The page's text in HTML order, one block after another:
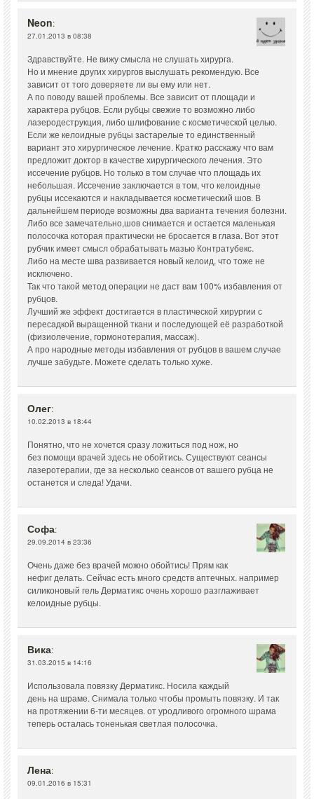
Neon:
27.01.2013 в 08:38
Здравствуйте. Не вижу смысла не слушать хирурга.
Но и мнение других хирургов выслушать рекомендую. Все
зависит от того доверяете ли вы ему или нет.
А по поводу вашей проблемы. Все зависит от площади и
характера рубцов. Если рубцы свежие то возможно либо
лазеродеструкция, либо шлифование с косметической целью.
Если же келоидные рубцы застарелые то единственный
вариант это хирургическое лечение. Кратко расскажу что вам
предложит доктор в качестве хирургического лечения. Это
иссечение рубцов. Но только в том случае что площадь их
небольшая. Иссечение заключается в том, что келоидные
рубцы иссекаются и накладывается косметический шов. В
дальнейшем периоде возможны два варианта течения болезни.
Либо все замечательно,шов снимается и остается маленькая
полосочка которая практически не бросается в глаза. Вот этот
рубчик имеет смысл обрабатывать мазью Контратубекс.
Либо на месте шва развивается новый келоид, что тоже не
исключено.
Так что такой метод операции не даст вам 100% избавления от
рубцов.
Лучший же эффект достигается в пластической хирургии с
пересадкой выращенной ткани и последующей её разработкой
(физиолечение, гормонотерапия, массаж).
А про народные методы избавления от рубцов в вашем случае
лучше забудьте. Можете сделать только хуже.
Олег:
10.02.2013 в 18:44
Понятно, что не хочется сразу ложиться под нож, но
без помощи врачей здесь не обойтись. Существуют сеансы
лазеротерапии, где за несколько сеансов от вашего рубца не
останется и следа! Удачи.
Софа:
29.09.2014 в 23:36
Очень даже без врачей можно обойтись! Прям как
нефиг делать. Сейчас есть много средств аптечных. например
силиконовый гель Дерматикс очень хорошо разглаживает
келоидные рубцы.
Вика:
31.03.2015 в 14:16
Использовала повязку Дерматикс. Носила каждый
день на шраме. Снимала только чтобы промыть повязку. И так
на протяжении 6-ти месяцев. от уродливого огромного шрама
теперь осталась тоненькая светлая полосочка.
Лена:
09.01.2016 в 15:31